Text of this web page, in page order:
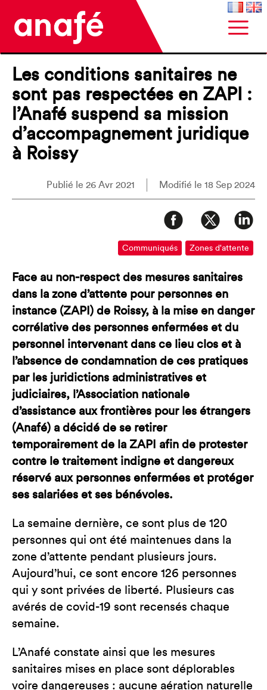
Les conditions sanitaires ne
sont pas respectées en ZAPI :
l’Anafé suspend sa mission
d’accompagnement juridique
à Roissy
Publié le 26 Avr 2021 Modifié le 18 Sep 2024
Communiqués Zones d'attente
Face au non-respect des mesures sanitaires
dans la zone d’attente pour personnes en
instance (ZAPI) de Roissy, à la mise en danger
corrélative des personnes enfermées et du
personnel intervenant dans ce lieu clos et à
l’absence de condamnation de ces pratiques
par les juridictions administratives et
judiciaires, l’Association nationale
d’assistance aux frontières pour les étrangers
(Anafé) a décidé de se retirer
temporairement de la ZAPI afin de protester
contre le traitement indigne et dangereux
réservé aux personnes enfermées et protéger
ses salariées et ses bénévoles.
La semaine dernière, ce sont plus de 120
personnes qui ont été maintenues dans la
zone d’attente pendant plusieurs jours.
Aujourd’hui, ce sont encore 126 personnes
qui y sont privées de liberté. Plusieurs cas
avérés de covid-19 sont recensés chaque
semaine.
L’Anafé constate ainsi que les mesures
sanitaires mises en place sont déplorables
voire dangereuses : aucune aération naturelle